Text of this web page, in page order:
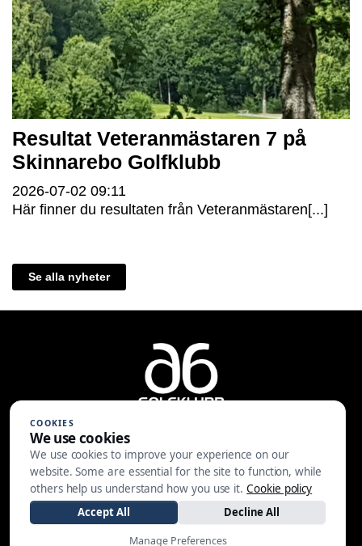
Resultat Veteranmästaren 7 på
Skinnarebo Golfklubb
2026-07-02 09:11
Här finner du resultaten från Veteranmästaren[...]
Se alla nyheter
A6 Golfklubb | Centralvägen 37 |
553 05 JÖNKÖPING | 036-30 81 30
|info@a6gk.se
COOKIES
We use cookies
We use cookies to improve your experience on our
website. Some are essential for the site to function, while
others help us understand how you use it. Cookie policy
Accept All
Decline All
Manage Preferences